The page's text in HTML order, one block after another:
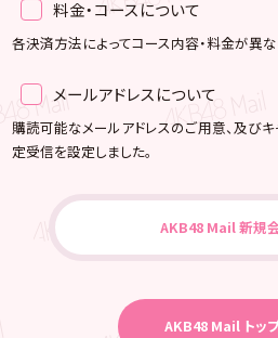
料金・コースについて
各決済方法によってコース内容・料金が異な
メールアドレスについて
購読可能なメールアドレスのご用意、及びキ
定受信を設定しました。
AKB48 Mail 新規
AKB48 Mail トッ